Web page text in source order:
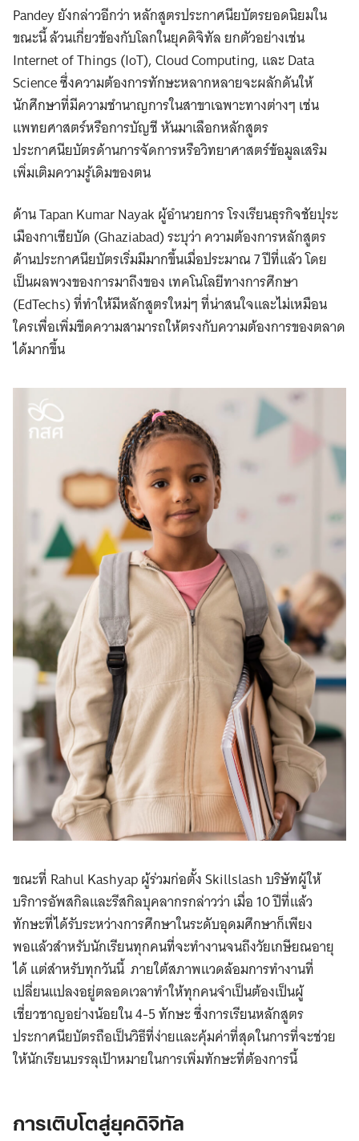
Pandey ยังกล่าวอีกว่า หลักสูตรประกาศนียบัตรยอดนิยมใน
ขณะนี้ ล้วนเกี่ยวข้องกับโลกในยุคดิจิทัล ยกตัวอย่างเช่น
Internet of Things (IoT), Cloud Computing, และ Data
Science ซึ่งความต้องการทักษะหลากหลายจะผลักดันให้
นักศึกษาที่มีความชำนาญการในสาขาเฉพาะทางต่างๆ เช่น
แพทยศาสตร์หรือการบัญชี หันมาเลือกหลักสูตร
ประกาศนียบัตรด้านการจัดการหรือวิทยาศาสตร์ข้อมูลเสริม
เพิ่มเติมความรู้เดิมของตน
ด้าน Tapan Kumar Nayak ผู้อำนวยการ โรงเรียนธุรกิจชัยปุระ
เมืองกาเซียบัด (Ghaziabad) ระบุว่า ความต้องการหลักสูตร
ด้านประกาศนียบัตรเริ่มมีมากขึ้นเมื่อประมาณ 7 ปีที่แล้ว โดย
เป็นผลพวงของการมาถึงของ เทคโนโลยีทางการศึกษา
(EdTechs) ที่ทำให้มีหลักสูตรใหม่ๆ ที่น่าสนใจและไม่เหมือน
ใครเพื่อเพิ่มขีดความสามารถให้ตรงกับความต้องการของตลาด
ได้มากขึ้น
ขณะที่ Rahul Kashyap ผู้ร่วมก่อตั้ง Skillslash บริษัทผู้ให้
บริการอัพสกิลและรีสกิลบุคลากรกล่าวว่า เมื่อ 10 ปีที่แล้ว
ทักษะที่ได้รับระหว่างการศึกษาในระดับอุดมศึกษาก็เพียง
พอแล้วสำหรับนักเรียนทุกคนที่จะทำงานจนถึงวัยเกษียณอายุ
ได้ แต่สำหรับทุกวันนี้ ภายใต้สภาพแวดล้อมการทำงานที่
เปลี่ยนแปลงอยู่ตลอดเวลาทำให้ทุกคนจำเป็นต้องเป็นผู้
เชี่ยวชาญอย่างน้อยใน 4-5 ทักษะ ซึ่งการเรียนหลักสูตร
ประกาศนียบัตรถือเป็นวิธีที่ง่ายและคุ้มค่าที่สุดในการที่จะช่วย
ให้นักเรียนบรรลุเป้าหมายในการเพิ่มทักษะที่ต้องการนี้
การเติบโตสู่ยุคดิจิทัล